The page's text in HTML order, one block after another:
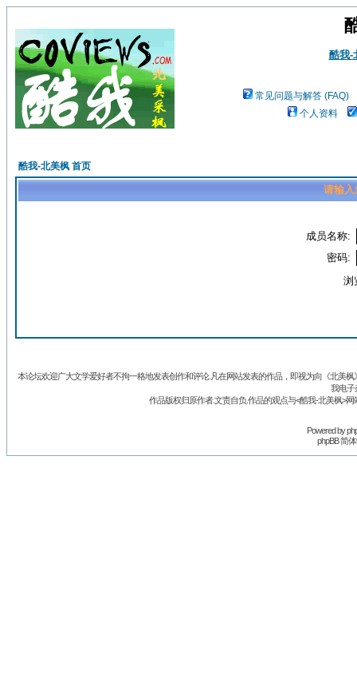
酷我-
常见问题与解答 (FAQ)
个人资料
酷我-北美枫 首页
请输入
成员名称:
密码:
浏
本论坛欢迎广大文学爱好者不拘一格地发表创作和评论.凡在网站发表的作品，即视为向《北美
我电子
作品版权归原作者.文责自负.作品的观点与<酷我-北美枫>
Powered by
phpBB 简